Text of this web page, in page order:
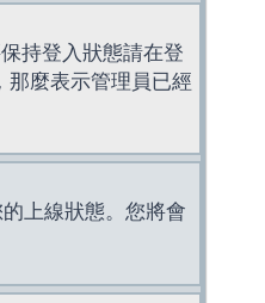
持登入狀態請在登
那麼表示管理員已經
上線狀態。您將會